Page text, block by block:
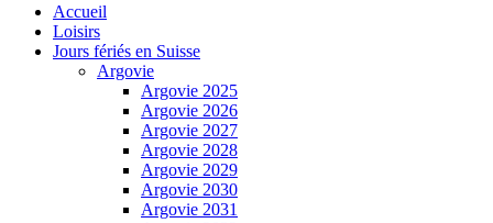
Accueil
Loisirs
Jours fériés en Suisse
Argovie
Argovie 2025
Argovie 2026
Argovie 2027
Argovie 2028
Argovie 2029
Argovie 2030
Argovie 2031